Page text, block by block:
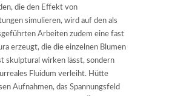
die den Effekt von
simulieren, wird auf den als
Arbeiten zudem eine fast
erzeugt, die die einzelnen Blumen
skulptural wirken lässt, sondern
Fluidum verleiht. Hütte
Aufnahmen, das Spannungsfeld